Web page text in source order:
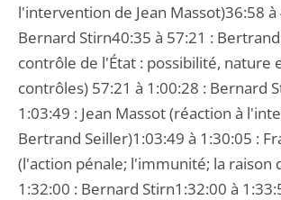
l'intervention de Jean Massot)36:58 à
Bernard Stirn40:35 à 57:21 :
contrôle de l'État : possibilité, nature
contrôles) 57:21 à 1:00:28 : Bernard
1:03:49 : Jean Massot (réaction à
Bertrand Seiller)1:03:49 à 1:30:05 :
(l'action pénale; l'immunité; la raison
1:32:00 : Bernard Stirn1:32:00 à